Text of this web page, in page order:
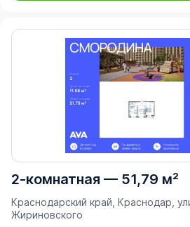
2-комнатная — 51,79 м²
Краснодарский край, Краснодар,
Жириновского